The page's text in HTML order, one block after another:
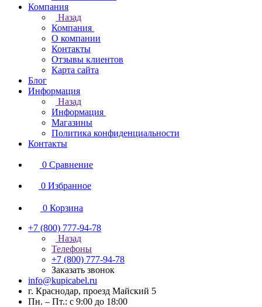
Компания
Назад
Компания
О компании
Контакты
Отзывы клиентов
Карта сайта
Блог
Информация
Назад
Информация
Магазины
Политика конфиденциальности
Контакты
0 Сравнение
0 Избранное
0 Корзина
+7 (800) 777-94-78
Назад
Телефоны
+7 (800) 777-94-78
Заказать звонок
info@kupicabel.ru
г. Краснодар, проезд Майский 5
Пн. – Пт.: с 9:00 до 18:00